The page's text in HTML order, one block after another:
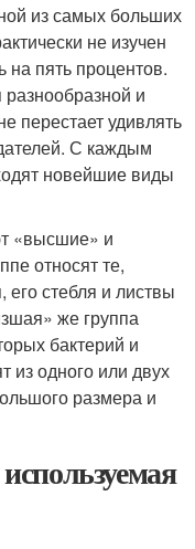
из самых больших
не изучен
пять процентов.
и
перестает удивлять
С каждым
новейшие виды
«высшие» и
относят те,
его стебля и листвы
же группа
бактерий и
из одного или двух
размера и